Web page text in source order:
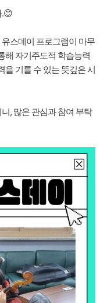
.😊
스데이 프로그램이 마무
해 자기주도적 학습능력
을 기를 수 있는 뜻깊은 시
, 많은 관심과 참여 부탁